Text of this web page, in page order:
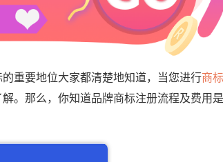
重要地位大家都清楚地知道，当您进行商
。那么，你知道品牌商标注册流程及费用